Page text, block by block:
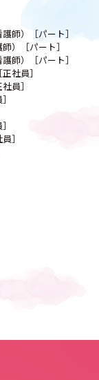
師）［パート］
）［パート］
師）［パート］
社員］
員］
］